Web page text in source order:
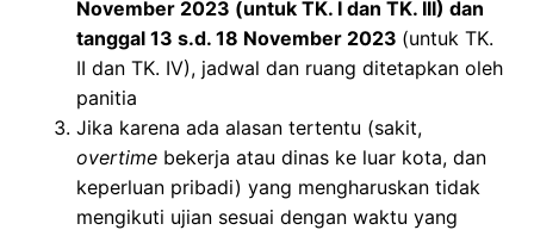
November 2023 (untuk TK. I dan TK. III) dan
tanggal 13 s.d. 18 November 2023 (untuk TK.
II dan TK. IV), jadwal dan ruang ditetapkan oleh
panitia
Jika karena ada alasan tertentu (sakit,
overtime bekerja atau dinas ke luar kota, dan
keperluan pribadi) yang mengharuskan tidak
mengikuti ujian sesuai dengan waktu yang